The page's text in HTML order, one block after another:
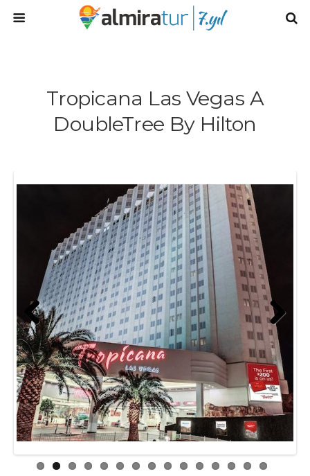
Tropicana Las Vegas A
DoubleTree By Hilton
Prev
ious
Next